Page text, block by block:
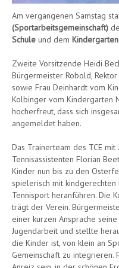
Am vergangenen Samstag
(Sportarbeitsgemeinschaft)
Schule und dem Kindergarten
Zweite Vorsitzende Heidi
Bürgermeister Robold,
sowie Frau Deinhardt vom
Kolbinger vom Kindergarten
hocherfreut, dass sich
angemeldet haben.
Das Trainerteam des TCE
Tennisassistenten Florian
Kinder nun bis zu den
spielerisch mit
Tennisport heranführen. Die
trägt der Verein.
einer kurzen Ansprache
Jugendarbeit und stellte
die Kinder ist, von klein an
Gemeinschaft zu